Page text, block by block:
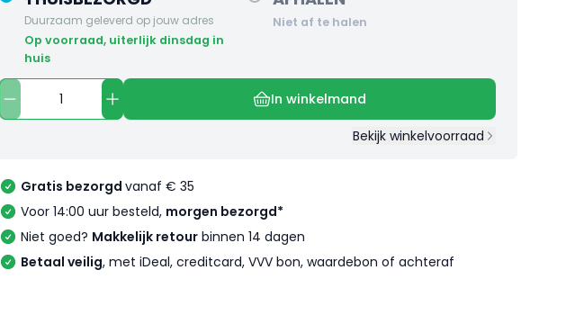
Duurzaam geleverd op jouw adres
op voorraad, uiterlijk dinsdag in
huis
Niet af te halen
In winkelmand
Bekijk winkelvoorraad
Gratis bezorgd vanaf € 35
Voor 14:00 uur besteld, morgen bezorgd*
Niet goed? Makkelijk retour binnen 14 dagen
Betaal veilig, met iDeal, creditcard, VVV bon, waardebon of achteraf